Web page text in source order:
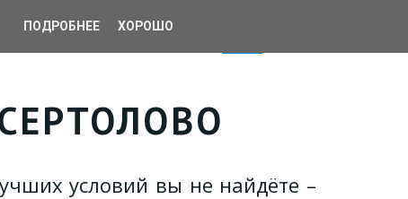
📱
условий вы не найдёте –
ПОДРОБНЕЕ ХОРОШО